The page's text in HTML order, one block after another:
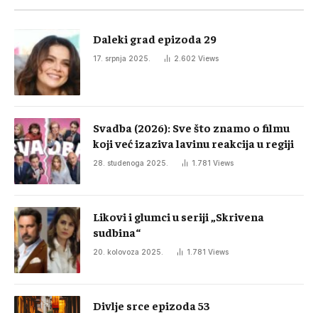
Daleki grad epizoda 29
17. srpnja 2025. 2.602 Views
Svadba (2026): Sve što znamo o filmu
koji već izaziva lavinu reakcija u regiji
28. studenoga 2025. 1.781 Views
Likovi i glumci u seriji „Skrivena
sudbina“
20. kolovoza 2025. 1.781 Views
Divlje srce epizoda 53